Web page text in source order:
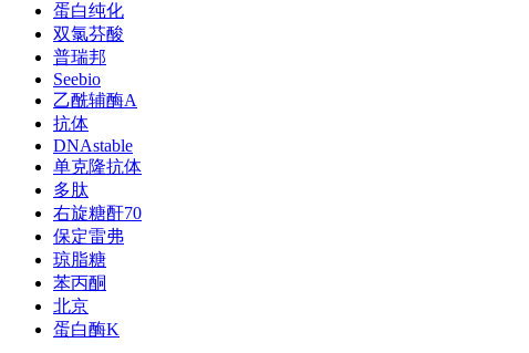
蛋白纯化
双氯芬酸
普瑞邦
Seebio
乙酰辅酶A
抗体
DNAstable
单克隆抗体
多肽
右旋糖酐70
保定雷弗
琼脂糖
苯丙酮
北京
蛋白酶K